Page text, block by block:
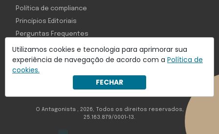
Utilizamos cookies e tecnologia para aprimorar sua
experiência de navegação de acordo com a Política de
cookies.
FECHAR
Com inteligência e tecnologia:
Object1ve - Marketing Solution
Política de compliance
Princípios Editoriais
Perguntas Frequentes
O Antagonista , 2026, Todos os direitos reservados,
25.163.879/0001-13.